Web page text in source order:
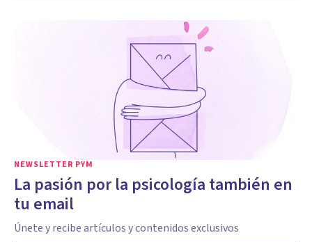
NEWSLETTER PYM
La pasión por la psicología también en
tu email
Únete y recibe artículos y contenidos exclusivos